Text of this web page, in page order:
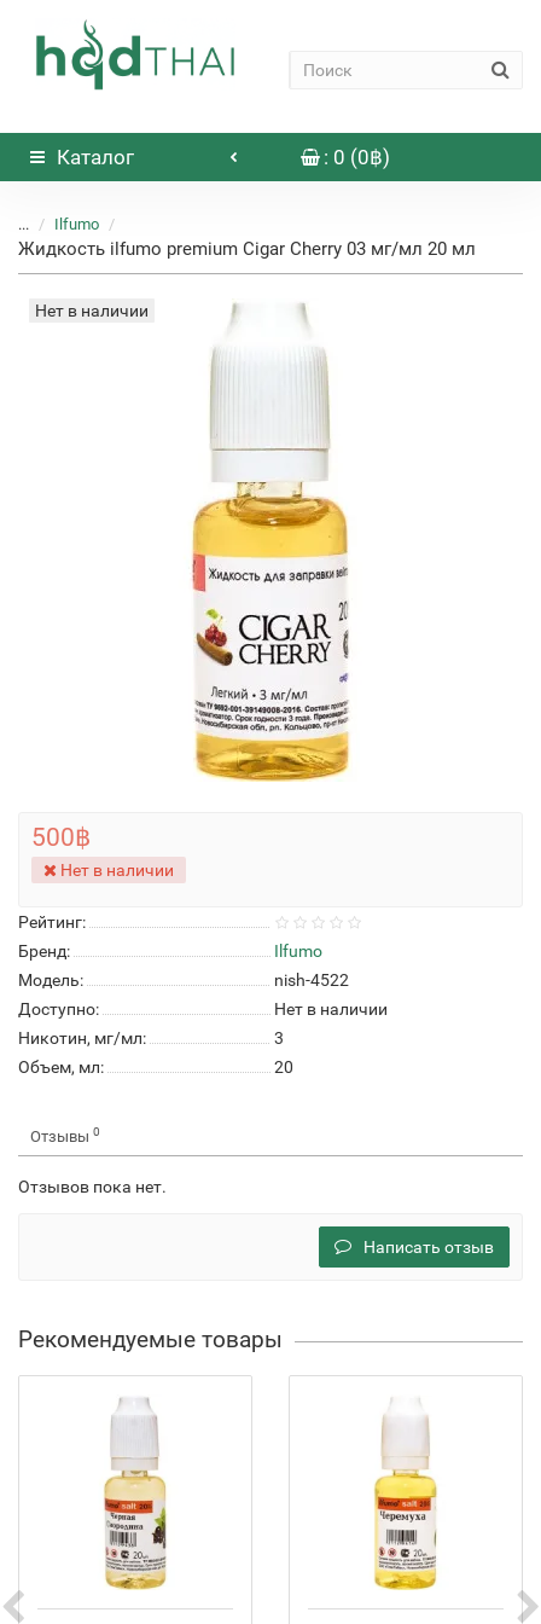
Каталог : 0 (0฿)
... Ilfumo
Жидкость ilfumo premium Cigar Cherry 03 мг/мл 20 мл
Нет в наличии
Рейтинг:
Бренд:
Ilfumo
Модель:
nish-4522
Доступно:
Нет в наличии
Никотин, мг/мл:
3
Объем, мл:
20
500฿
Нет в наличии
Отзывы 0
Отзывов пока нет.
Написать отзыв
Рекомендуемые товары